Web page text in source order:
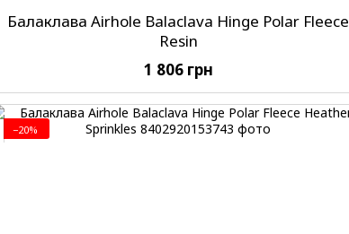
Балаклава Airhole Balaclava Hinge Polar Fleece
Resin
1 806 грн
−20%